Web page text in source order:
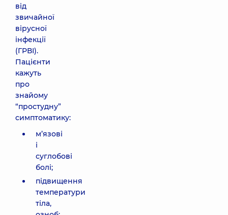
від
звичайної
вірусної
інфекції
(ГРВІ).
Пацієнти
кажуть
про
знайому
“простудну”
симптоматику:
м’язові
і
суглобові
болі;
підвищення
температури
тіла,